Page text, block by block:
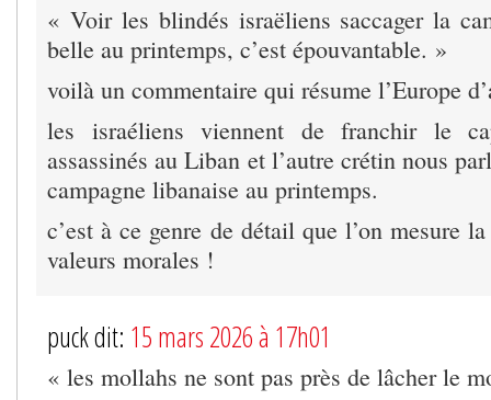
« Voir les blindés israëliens saccager la
belle au printemps, c’est épouvantable. »
voilà un commentaire qui résume l’Europe
les israéliens viennent de franchir le
assassinés au Liban et l’autre crétin nous
campagne libanaise au printemps.
c’est à ce genre de détail que l’on mesure
valeurs morales !
puck dit: 15 mars 2026 à 17h01
« les mollahs ne sont pas près de lâcher le